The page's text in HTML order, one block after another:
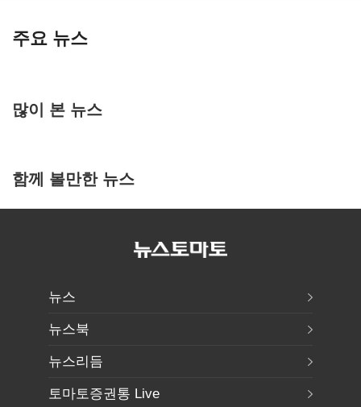
주요 뉴스
많이 본 뉴스
함께 볼만한 뉴스
뉴스
뉴스북
뉴스리듬
토마토증권통 Live